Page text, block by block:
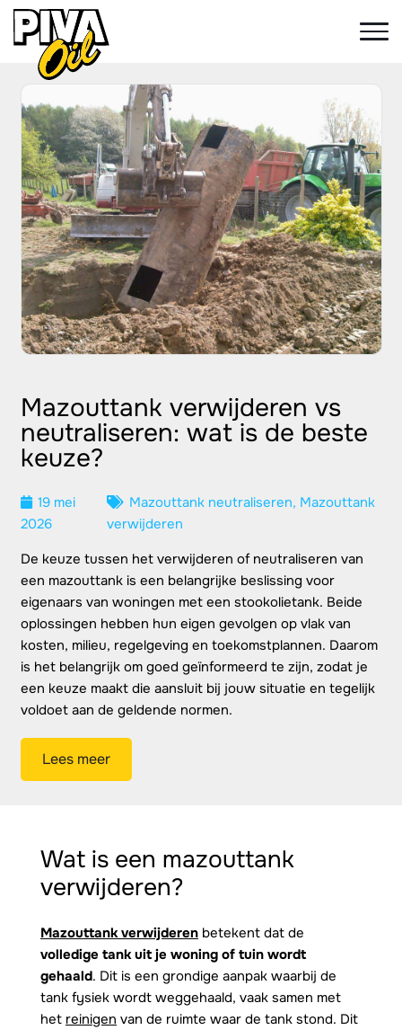
Mazouttank verwijderen vs
neutraliseren: wat is de beste
keuze?
19 mei
2026
Mazouttank neutraliseren, Mazouttank
verwijderen
De keuze tussen het verwijderen of neutraliseren van
een mazouttank is een belangrijke beslissing voor
eigenaars van woningen met een stookolietank. Beide
oplossingen hebben hun eigen gevolgen op vlak van
kosten, milieu, regelgeving en toekomstplannen. Daarom
is het belangrijk om goed geïnformeerd te zijn, zodat je
een keuze maakt die aansluit bij jouw situatie en tegelijk
voldoet aan de geldende normen.
Lees meer
Wat is een mazouttank
verwijderen?
Mazouttank verwijderen betekent dat de
volledige tank uit je woning of tuin wordt
gehaald. Dit is een grondige aanpak waarbij de
tank fysiek wordt weggehaald, vaak samen met
het reinigen van de ruimte waar de tank stond. Dit